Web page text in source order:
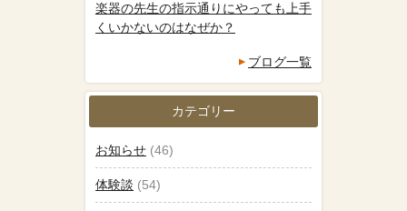
楽器の先生の指示通りにやっても上手
くいかないのはなぜか？
ブログ一覧
カテゴリー
お知らせ (46)
体験談 (54)